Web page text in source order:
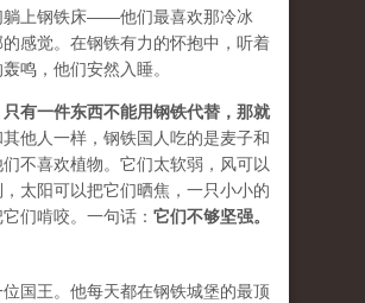
躺上钢铁床——他们最喜欢那冷冰
感觉。在钢铁有力的怀抱中，听着
鸣，他们安然入睡。
有一件东西不能用钢铁代替，那就
其他人一样，钢铁国人吃的是麦子和
不喜欢植物。它们太软弱，风可以
太阳可以把它们晒焦，一只小小的
们啃咬。一句话： 它们不够坚强。
国王。他每天都在钢铁城堡的最顶